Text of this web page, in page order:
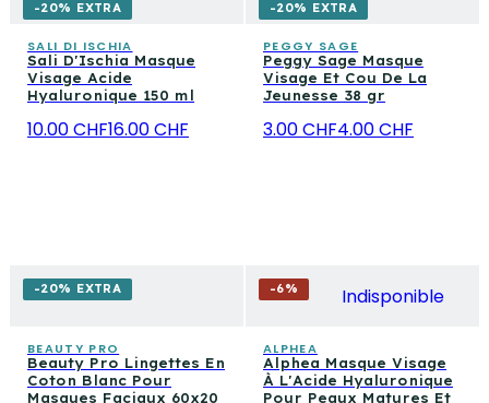
-20% EXTRA
SALI DI ISCHIA
Sali D'Ischia Masque
Visage Acide
Hyaluronique 150 ml
10.00 CHF16.00 CHF
-20% EXTRA
PEGGY SAGE
Peggy Sage Masque
Visage Et Cou De La
Jeunesse 38 gr
3.00 CHF4.00 CHF
-20% EXTRA
BEAUTY PRO
Beauty Pro Lingettes En
Coton Blanc Pour
Masques Faciaux 60x20
-6% Indisponible
ALPHEA
Alphea Masque Visage
À L'Acide Hyaluronique
Pour Peaux Matures Et